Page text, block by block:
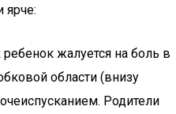
жалуется на боль в
области (внизу
Родители